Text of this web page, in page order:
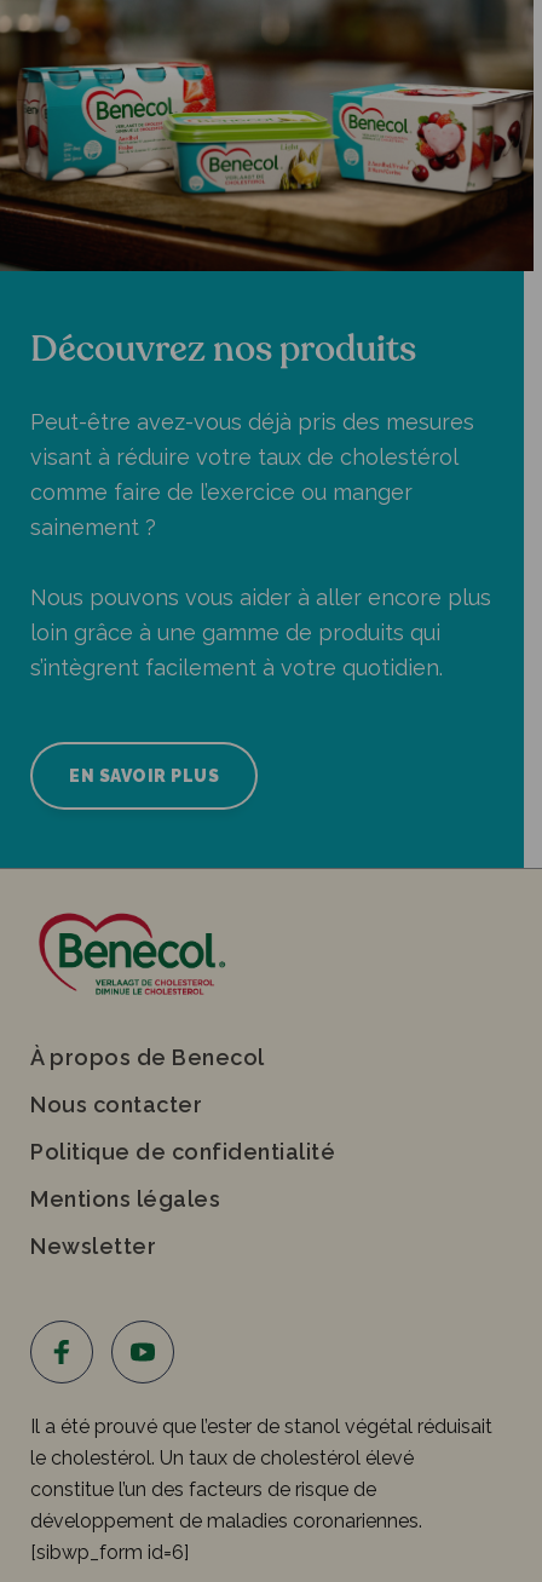
Découvrez nos produits
Peut-être avez-vous déjà pris des mesures
visant à réduire votre taux de cholestérol
comme faire de l’exercice ou manger
sainement ?
Nous pouvons vous aider à aller encore plus
loin grâce à une gamme de produits qui
s’intègrent facilement à votre quotidien.
EN SAVOIR PLUS
À propos de Benecol
Nous contacter
Politique de confidentialité
Mentions légales
Newsletter
Il a été prouvé que l’ester de stanol végétal réduisait
le cholestérol. Un taux de cholestérol élevé
constitue l’un des facteurs de risque de
développement de maladies coronariennes.
[sibwp_form id=6]